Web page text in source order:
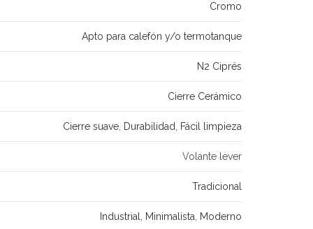
Cromo
Apto para calefón y/o termotanque
N2 Ciprés
Cierre Cerámico
Cierre suave Durabilidad Fácil limpieza
Volante lever
Tradicional
Industrial Minimalista Moderno